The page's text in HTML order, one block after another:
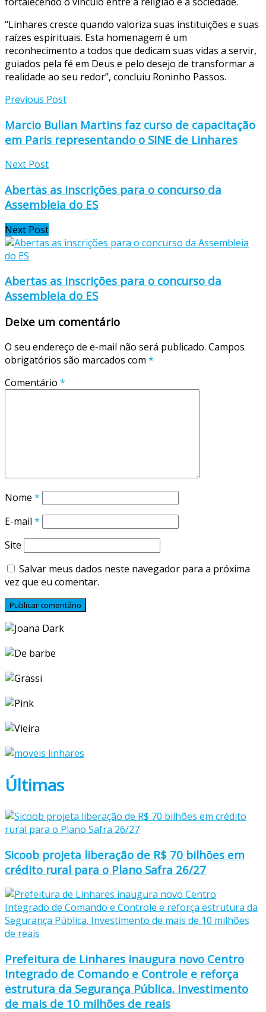
“Linhares cresce quando valoriza suas instituições e suas
raízes espirituais. Esta homenagem é um
reconhecimento a todos que dedicam suas vidas a servir,
guiados pela fé em Deus e pelo desejo de transformar a
realidade ao seu redor”, concluiu Roninho Passos.
Previous Post
Marcio Bulian Martins faz curso de capacitação
em Paris representando o SINE de Linhares
Next Post
Abertas as inscrições para o concurso da
Assembleia do ES
Next Post
Abertas as inscrições para o concurso da
Assembleia do ES
Deixe um comentário
O seu endereço de e-mail não será publicado. Campos
obrigatórios são marcados com *
Comentário *
Nome *
E-mail *
Site
Salvar meus dados neste navegador para a próxima
vez que eu comentar.
Últimas
Sicoob projeta liberação de R$ 70 bilhões em
crédito rural para o Plano Safra 26/27
Prefeitura de Linhares inaugura novo Centro
Integrado de Comando e Controle e reforça
estrutura da Segurança Pública. Investimento
de mais de 10 milhões de reais